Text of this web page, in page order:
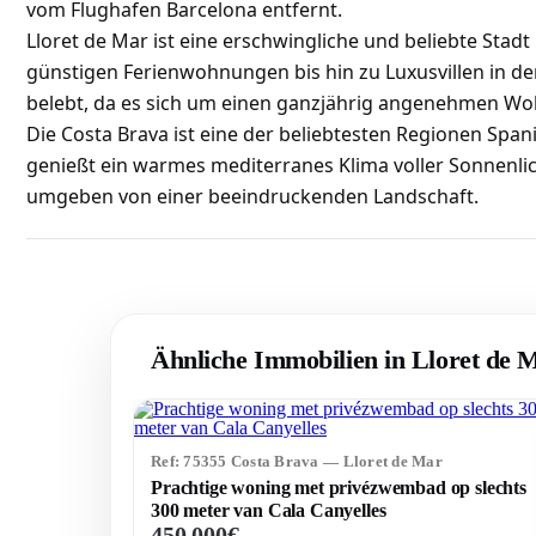
vom Flughafen Barcelona entfernt.
Lloret de Mar ist eine erschwingliche und beliebte
günstigen Ferienwohnungen bis hin zu Luxusvillen in
belebt, da es sich um einen ganzjährig angenehmen
Die Costa Brava ist eine der beliebtesten Regionen
genießt ein warmes mediterranes Klima voller
umgeben von einer beeindruckenden Landschaft.
Ähnliche Immobilien in Lloret de
Ref: 75355 Costa Brava — Lloret de Mar
Prachtige woning met privézwembad op slechts
300 meter van Cala Canyelles